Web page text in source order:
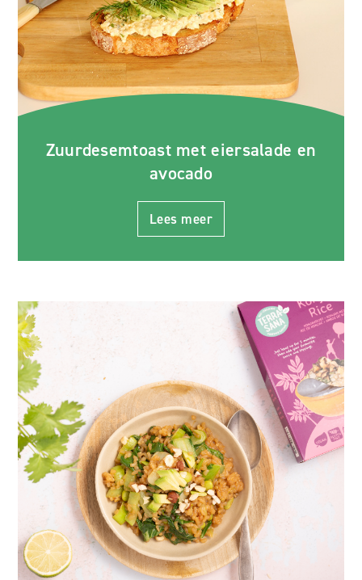
Zuurdesemtoast met eiersalade en
avocado
Lees meer